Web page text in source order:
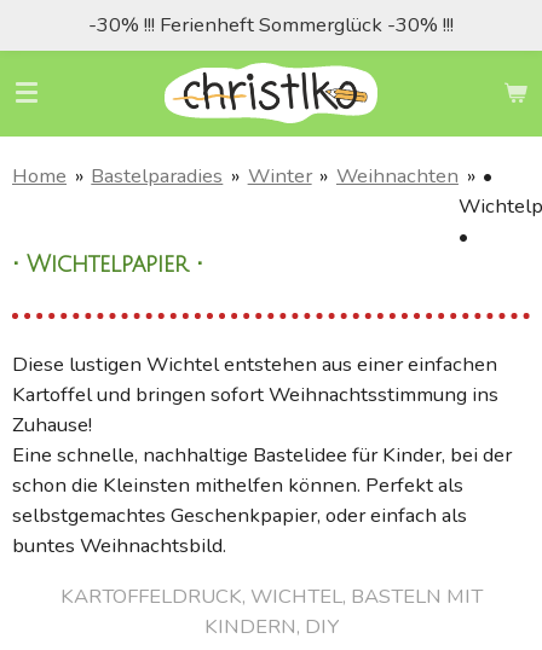
Hauptinhalt
springen
-30% !!! Ferienheft Sommerglück -30% !!!
Home » Bastelparadies » Winter » Weihnachten » •
•
• Wichtelpapier •
Diese lustigen Wichtel entstehen aus einer einfachen
Kartoffel und bringen sofort Weihnachtsstimmung ins
Zuhause!
Eine schnelle, nachhaltige Bastelidee für Kinder, bei der
schon die Kleinsten mithelfen können. Perfekt als
selbstgemachtes Geschenkpapier, oder einfach als
buntes Weihnachtsbild.
KARTOFFELDRUCK, WICHTEL, BASTELN MIT
KINDERN, DIY